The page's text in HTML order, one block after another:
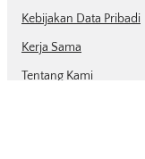
Kebijakan Data Pribadi
Kerja Sama
Tentang Kami